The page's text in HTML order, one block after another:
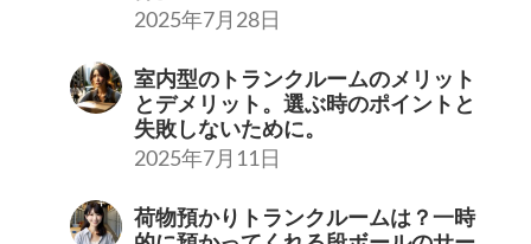
2025年7月28日
室内型のトランクルームのメリット
とデメリット。選ぶ時のポイントと
失敗しないために。
2025年7月11日
荷物預かりトランクルームは？一時